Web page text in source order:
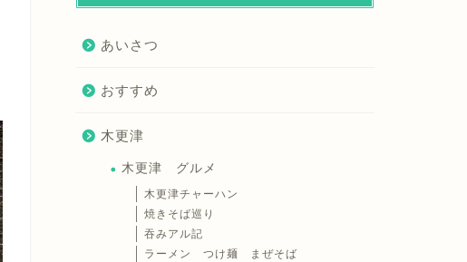
あいさつ
おすすめ
木更津
木更津 グルメ
木更津チャーハン
焼きそば巡り
吞みアル記
ラーメン つけ麺 まぜそば